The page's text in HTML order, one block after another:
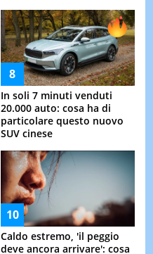
In soli 7 minuti venduti
20.000 auto: cosa ha di
particolare questo nuovo
SUV cinese
Caldo estremo, 'il peggio
deve ancora arrivare': cosa